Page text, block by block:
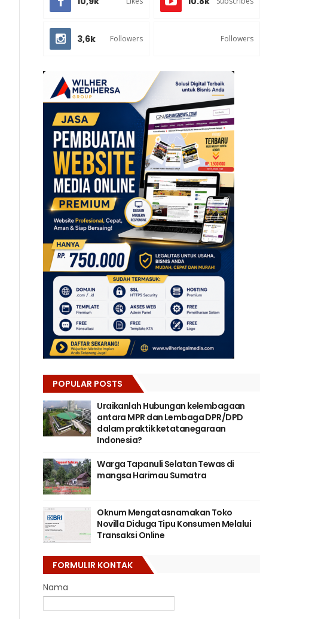
3,6k Followers Followers
POPULAR POSTS
Uraikanlah Hubungan kelembagaan
antara MPR dan Lembaga DPR/DPD
dalam praktik ketatanegaraan
Indonesia?
Warga Tapanuli Selatan Tewas di
mangsa Harimau Sumatra
Oknum Mengatasnamakan Toko
Novilla Diduga Tipu Konsumen Melalui
Transaksi Online
FORMULIR KONTAK
Nama